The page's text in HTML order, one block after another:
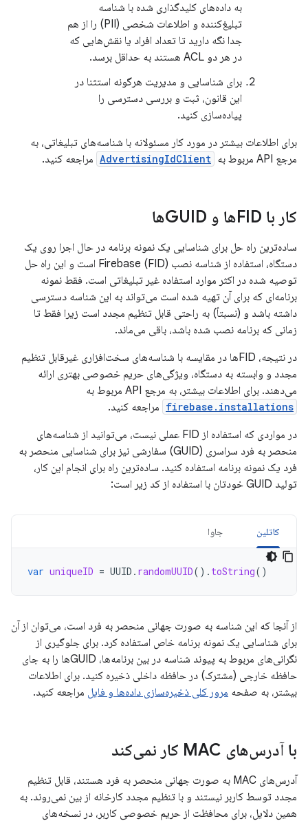
به داده‌های کلیدگذاری شده با شناسه
تبلیغ‌کننده و اطلاعات شخصی (PII) را از هم
جدا نگه دارید تا تعداد افراد یا نقش‌هایی که
در هر دو ACL هستند به حداقل برسد.
برای شناسایی و مدیریت هرگونه استثنا در
این قانون، ثبت و بررسی دسترسی را
پیاده‌سازی کنید.
برای اطلاعات بیشتر در مورد کار مسئولانه با شناسه‌های تبلیغاتی، به
مرجع API مربوط به
AdvertisingIdClient مراجعه کنید.
کار با FIDها و GUIDها
ساده‌ترین راه حل برای شناسایی یک نمونه برنامه در حال اجرا روی یک
دستگاه، استفاده از شناسه نصب Firebase (FID) است و این راه حل
توصیه شده در اکثر موارد استفاده غیر تبلیغاتی است. فقط نمونه
برنامه‌ای که برای آن تهیه شده است می‌تواند به این شناسه دسترسی
داشته باشد و (نسبتاً) به راحتی قابل تنظیم مجدد است زیرا فقط تا
زمانی که برنامه نصب شده باشد، باقی می‌ماند.
در نتیجه، FIDها در مقایسه با شناسه‌های سخت‌افزاری غیرقابل تنظیم
مجدد و وابسته به دستگاه، ویژگی‌های حریم خصوصی بهتری ارائه
می‌دهند. برای اطلاعات بیشتر، به مرجع API مربوط به
firebase.installations مراجعه کنید.
در مواردی که استفاده از FID عملی نیست، می‌توانید از شناسه‌های
منحصر به فرد سراسری (GUID) سفارشی نیز برای شناسایی منحصر به
فرد یک نمونه برنامه استفاده کنید. ساده‌ترین راه برای انجام این کار،
تولید GUID خودتان با استفاده از کد زیر است:
کاتلین جاوا
var uniqueID = UUID . randomUUID(). toString()
از آنجا که این شناسه به صورت جهانی منحصر به فرد است، می‌توان از آن
برای شناسایی یک نمونه برنامه خاص استفاده کرد. برای جلوگیری از
نگرانی‌های مربوط به پیوند شناسه در بین برنامه‌ها، GUIDها را به جای
حافظه خارجی (مشترک) در حافظه داخلی ذخیره کنید. برای اطلاعات
بیشتر، به صفحه مرور کلی ذخیره‌سازی داده‌ها و فایل مراجعه کنید.
با آدرس‌های MAC کار نمی‌کند
آدرس‌های MAC به صورت جهانی منحصر به فرد هستند، قابل تنظیم
مجدد توسط کاربر نیستند و با تنظیم مجدد کارخانه از بین نمی‌روند. به
همین دلایل، برای محافظت از حریم خصوصی کاربر، در نسخه‌های